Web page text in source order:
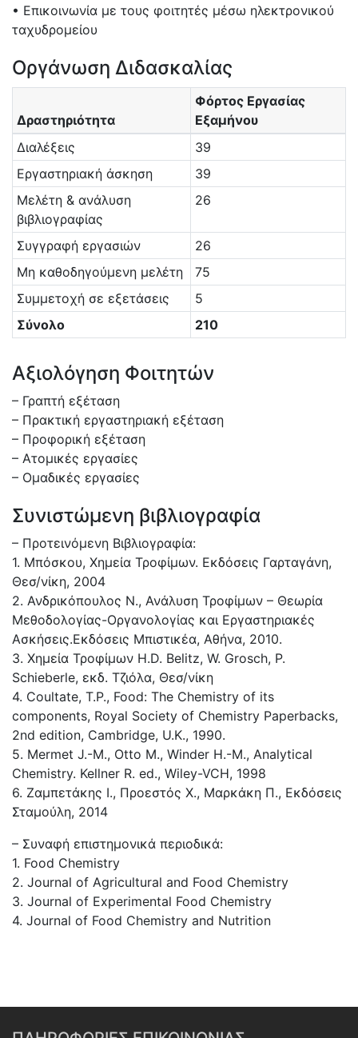
• Επικοινωνία με τους φοιτητές μέσω ηλεκτρονικού
ταχυδρομείου
Οργάνωση Διδασκαλίας
Δραστηριότητα
Φόρτος Εργασίας
Εξαμήνου
Διαλέξεις
39
Εργαστηριακή άσκηση
39
Μελέτη & ανάλυση
βιβλιογραφίας
26
Συγγραφή εργασιών
26
Μη καθοδηγούμενη μελέτη
75
Συμμετοχή σε εξετάσεις
5
Σύνολο
210
Αξιολόγηση Φοιτητών
– Γραπτή εξέταση
– Πρακτική εργαστηριακή εξέταση
– Προφορική εξέταση
– Ατομικές εργασίες
– Ομαδικές εργασίες
Συνιστώμενη βιβλιογραφία
– Προτεινόμενη Βιβλιογραφία:
1. Μπόσκου, Χημεία Τροφίμων. Εκδόσεις Γαρταγάνη,
Θεσ/νίκη, 2004
2. Ανδρικόπουλος Ν., Ανάλυση Τροφίμων – Θεωρία
Μεθοδολογίας-Οργανολογίας και Εργαστηριακές
Ασκήσεις.Εκδόσεις Μπιστικέα, Αθήνα, 2010.
3. Χημεία Τροφίμων H.D. Belitz, W. Grosch, P.
Schieberle, εκδ. Τζιόλα, Θεσ/νίκη
4. Coultate, T.P., Food: The Chemistry of its
components, Royal Society of Chemistry Paperbacks,
2nd edition, Cambridge, U.K., 1990.
5. Mermet J.-M., Otto M., Winder H.-M., Analytical
Chemistry. Kellner R. ed., Wiley-VCH, 1998
6. Ζαμπετάκης Ι., Προεστός Χ., Μαρκάκη Π., Εκδόσεις
Σταμούλη, 2014
– Συναφή επιστημονικά περιοδικά:
1. Food Chemistry
2. Journal of Agricultural and Food Chemistry
3. Journal of Experimental Food Chemistry
4. Journal of Food Chemistry and Nutrition